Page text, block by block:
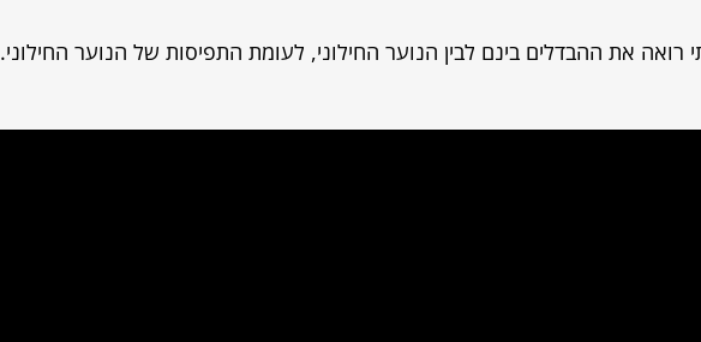
רואה את ההבדלים בינם לבין הנוער החילוני, לעומת התפיסות של הנוער החילוני.